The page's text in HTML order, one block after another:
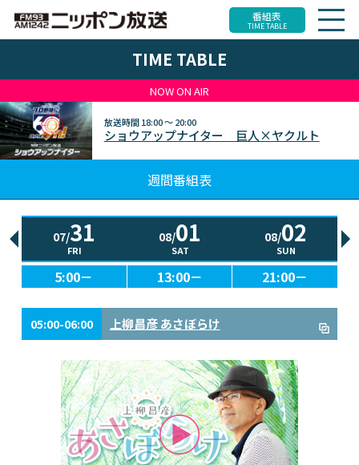
番組表
TIME TABLE
TIME TABLE
NOW ON AIR
放送時間18:00 ～ 20:00
ショウアップナイター 巨人×ヤクルト
週間番組表
07/31
FRI
08/01
SAT
08/02
SUN
5:00－ 13:00－ 21:00－
05:00-06:00 上柳昌彦 あさぼらけ